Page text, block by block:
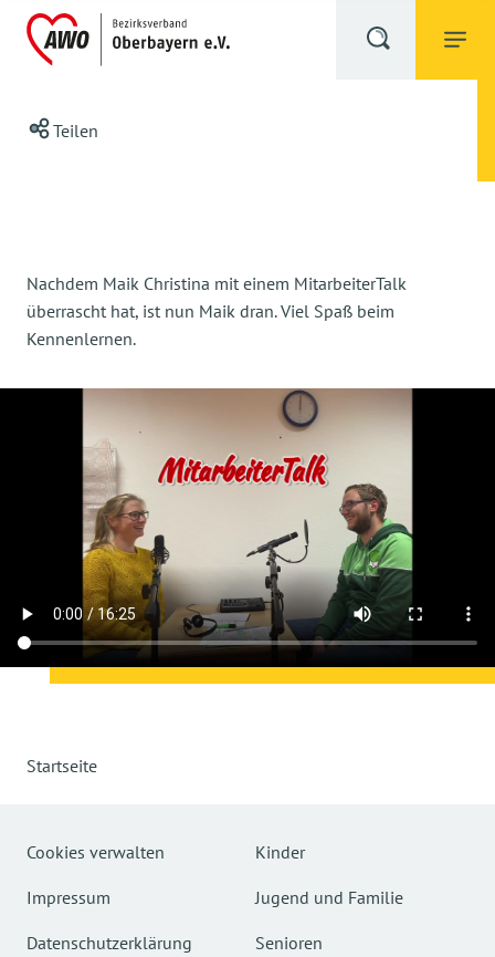
Teilen
Nachdem Maik Christina mit einem MitarbeiterTalk
überrascht hat, ist nun Maik dran. Viel Spaß beim
Kennenlernen.
Startseite
Cookies verwalten
Impressum
Datenschutzerklärung
Kinder
Jugend und Familie
Senioren